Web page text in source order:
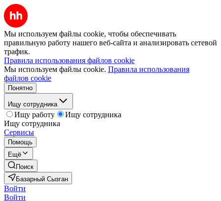
Мы используем файлы cookie, чтобы обеспечивать
правильную работу нашего веб-сайта и анализировать сетевой
трафик.
Правила использования файлов cookie
Мы используем файлы cookie. Правила использования
файлов cookie
Понятно
Ищу сотрудника
Ищу работу
Ищу сотрудника
Ищу сотрудника
Сервисы
Помощь
Ещё
Поиск
Базарный Сызган
Войти
Войти